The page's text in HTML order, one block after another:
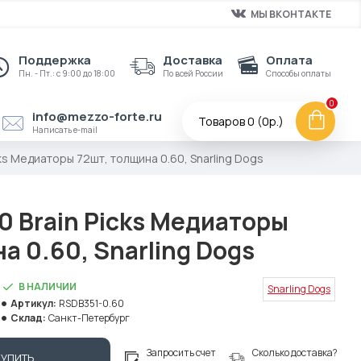
МЫ ВКОНТАКТЕ
Поддержка
Пн. - Пт.: с 9:00 до 18:00
Доставка
По всей России
Оплата
Способы оплаты
info@mezzo-forte.ru
Написать e-mail
Товаров 0 (0р.)
0
Медиаторы 72шт, толщина 0.60, Snarling Dogs
Brain Picks Медиаторы
0.60, Snarling Dogs
В НАЛИЧИИ
Артикул: RSDB351-0.60
Склад: Санкт-Петербург
Snarling Dogs
Запросить счет Сколько доставка?